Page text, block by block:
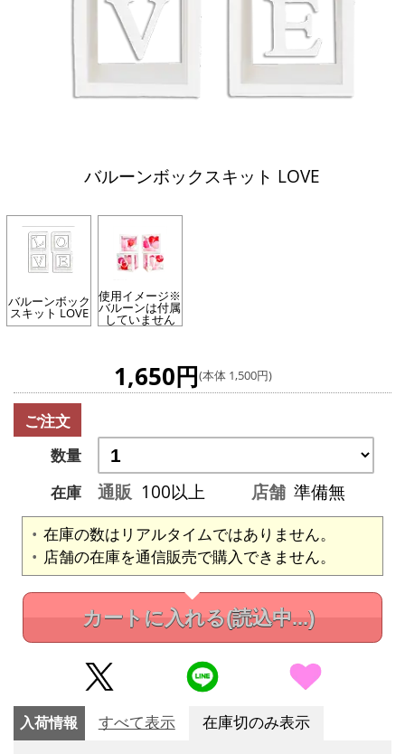
バルーンボックスキット LOVE
バルーンボック
スキット LOVE
使用イメージ※
バルーンは付属
していません
1,650円(本体 1,500円)
ご注文
数量
在庫
通販 100以上 店舗 準備無
在庫の数はリアルタイムではありません。
店舗の在庫を通信販売で購入できません。
カートに入れる(読込中...)
入荷情報 すべて表示 在庫切のみ表示